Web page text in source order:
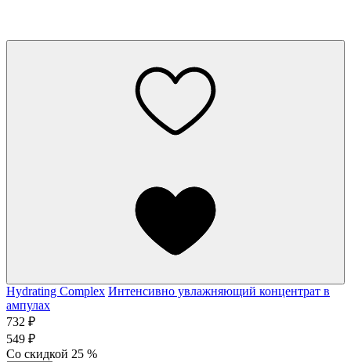
Hydrating Complex Интенсивно увлажняющий концентрат в
ампулах
732 ₽
549 ₽
Со скидкой 25 %